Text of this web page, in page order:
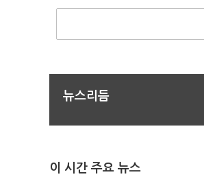
뉴스리듬
이 시간 주요 뉴스